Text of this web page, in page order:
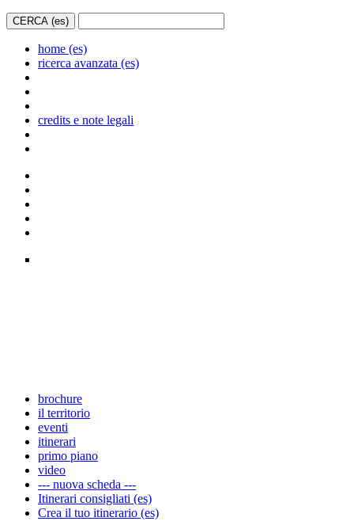
home (es)
ricerca avanzata (es)
credits e note legali
brochure
il territorio
eventi
itinerari
primo piano
video
--- nuova scheda ---
Itinerari consigliati (es)
Crea il tuo itinerario (es)